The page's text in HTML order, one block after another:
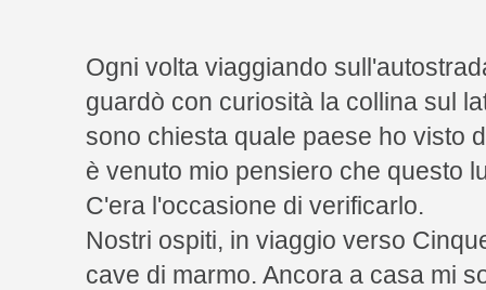
Ogni volta viaggiando
guardò con curiosità la collina sul
sono chiesta quale paese ho visto
è venuto mio pensiero che questo
C'era l'occasione di verificarlo.
Nostri ospiti, in viaggio verso
cave di marmo. Ancora a casa mi